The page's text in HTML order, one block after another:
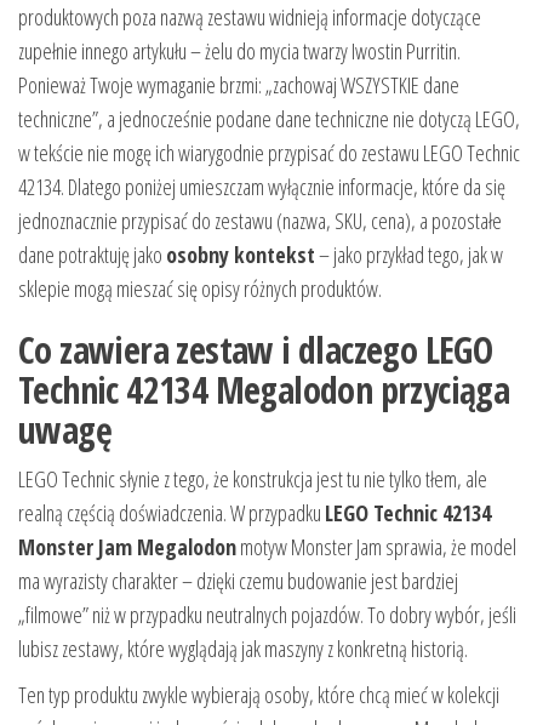
produktowych poza nazwą zestawu widnieją informacje dotyczące
zupełnie innego artykułu – żelu do mycia twarzy Iwostin Purritin.
Ponieważ Twoje wymaganie brzmi: „zachowaj WSZYSTKIE dane
techniczne”, a jednocześnie podane dane techniczne nie dotyczą LEGO,
w tekście nie mogę ich wiarygodnie przypisać do zestawu LEGO Technic
42134. Dlatego poniżej umieszczam wyłącznie informacje, które da się
jednoznacznie przypisać do zestawu (nazwa, SKU, cena), a pozostałe
dane potraktuję jako osobny kontekst– jako przykład tego, jak w
sklepie mogą mieszać się opisy różnych produktów.
Co zawiera zestaw i dlaczego LEGO
Technic 42134 Megalodon przyciąga
uwagę
LEGO Technic słynie z tego, że konstrukcja jest tu nie tylko tłem, ale
realną częścią doświadczenia. W przypadku LEGO Technic 42134
Monster Jam Megalodonmotyw Monster Jam sprawia, że model
ma wyrazisty charakter – dzięki czemu budowanie jest bardziej
„filmowe” niż w przypadku neutralnych pojazdów. To dobry wybór, jeśli
lubisz zestawy, które wyglądają jak maszyny z konkretną historią.
Ten typ produktu zwykle wybierają osoby, które chcą mieć w kolekcji